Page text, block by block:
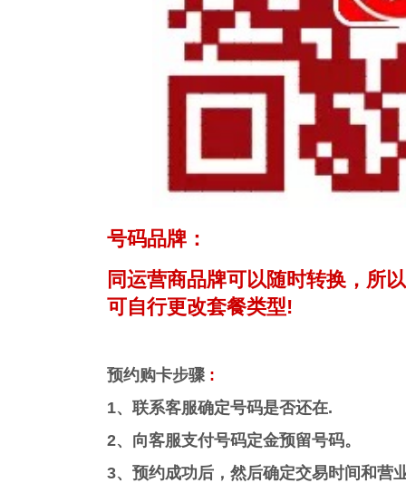
号码品牌：
同运营商品牌可以随时转换，所
可自行更改套餐类型!
预约购卡步骤:
1、联系客服确定号码是否还在.
2、向客服支付号码定金预留号码。
3、预约成功后，然后确定交易时间和营